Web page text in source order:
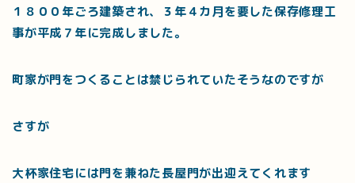
１８００年ごろ建築され、３年４カ月を要した保存修理工
事が平成７年に完成しました。
町家が門をつくることは禁じられていたそうなのですが
さすが
大杯家住宅には門を兼ねた長屋門が出迎えてくれます